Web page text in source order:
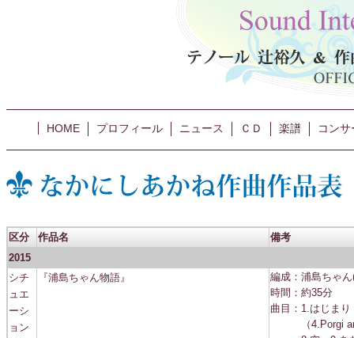
HOME プロフィール ニュース ＣＤ 楽譜 コン
区分 作品名
備考
2015
シチ
ュエ
ーシ
ョン
『浦島ちゃん物語』
編成：浦島ちゃ
時間：約35分
曲目：1.はじま
（4.Porgi